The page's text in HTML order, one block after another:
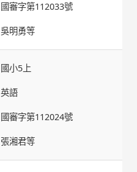
國審字第112033號
吳明勇等
國小5上
英語
國審字第112024號
張湘君等